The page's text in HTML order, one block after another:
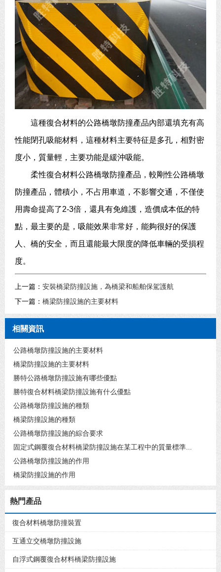
這種復合材料的公路橋墩防撞產品內部還填充有高
性能閉孔吸能材料，這種材料主要特征是多孔，相對密
度小，質量輕，主要功能是緩沖吸能。
柔性復合材料公路橋墩防撞產品，較剛性公路橋墩
防撞產品，體積小，不占用車道，不影響交通，不僅使
用壽命提高了2-3倍，還具有免維護，造價成本低的特
點，最主要的是，吸能效果非常好，能夠很好的保護
人、橋的安全，而且還能最大限度的降低車輛的受損程
度。
上一篇： 安裝橋梁防撞設施，為橋梁和船舶保駕護航
下一篇： 橋梁防撞設施的主要材料
相關資訊
公路橋墩防撞設施的主要材料
橋梁防撞設施的主要材料
勝特公路橋墩防撞設施有哪些優點
勝特復合材料橋梁防撞設施有什么優點
公路橋墩防撞設施的種類
橋梁防撞設施的種類
公路橋墩防撞設施的綜合要求
固定式鋼覆復合材料橋梁防撞設施在某工程中的質量標準...
公路橋墩防撞設施的作用
橋梁防撞設施的作用
熱門產品
復合材料橋墩防撞裝置
互通立交橋墩防撞設施
自浮式鋼覆復合材料橋梁防撞設施